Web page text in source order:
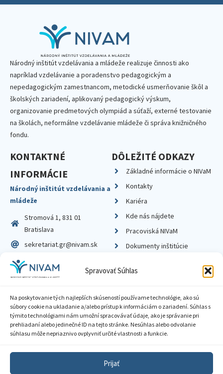
Spravovať Súhlas
Na poskytovanie tých najlepších skúseností používame technológie, ako sú
súbory cookie na ukladanie a/alebo prístup k informáciám o zariadení. Súhlas s
týmito technológiami nám umožní spracovávať údaje, ako je správanie pri
prehliadaní alebo jedinečné ID na tejto stránke. Nesúhlas alebo odvolanie
súhlasu môže nepriaznivo ovplyvniť určité vlastnosti a funkcie.
Prijať
Národný inštitút vzdelávania a mládeže realizuje činnosti ako
napríklad vzdelávanie a poradenstvo pedagogickým a
nepedagogickým zamestnancom, metodické usmerňovanie škôl a
školských zariadení, aplikovaný pedagogický výskum,
organizovanie predmetových olympiád a súťaží, externé testovanie
na školách, neformálne vzdelávanie mládeže či správa knižničného
fondu.
KONTAKTNÉ
INFORMÁCIE
Národný inštitút vzdelávania a
mládeže
Stromová 1, 831 01
Bratislava
sekretariat.gr@nivam.sk
IČO: 00164348
DIČ: 2020798714
DÔLEŽITÉ ODKAZY
Základné informácie o NIVaM
Kontakty
Kariéra
Kde nás nájdete
Pracoviská NIVaM
Dokumenty inštitúcie
Zásady ochrany súkromia
Sprístupnenie informácií